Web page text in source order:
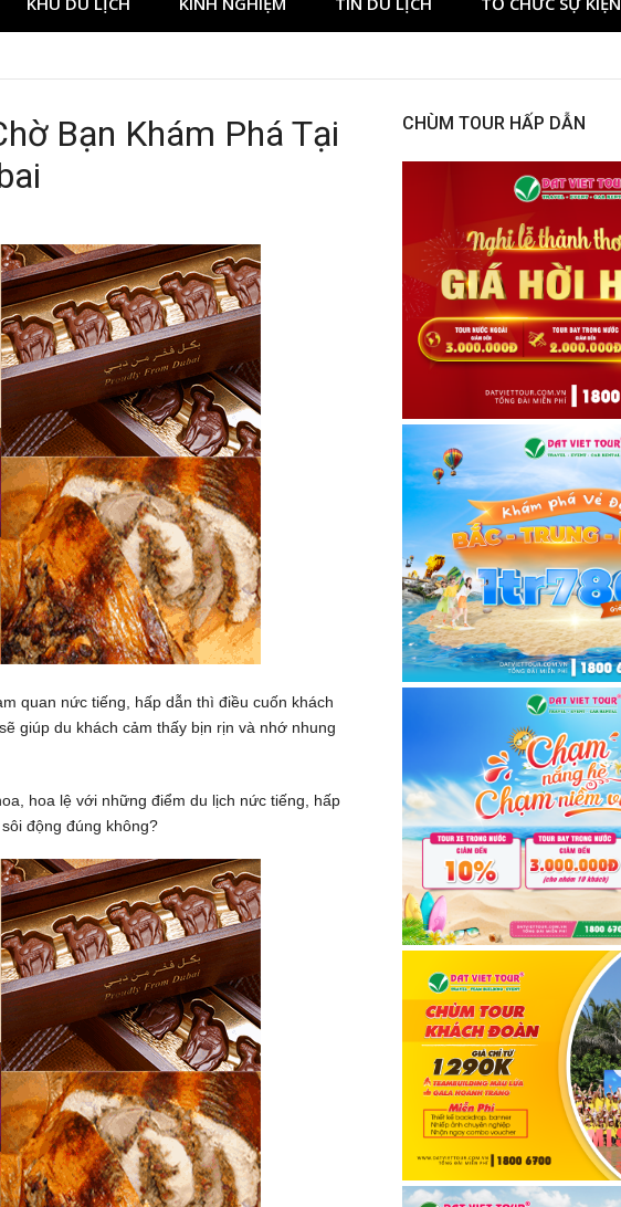
Bạn Khám Phá Tại
quan nức tiếng, hấp dẫn thì điều cuốn khách
giúp du khách cảm thấy bịn rịn và nhớ nhung
hoa lệ với những điểm du lịch nức tiếng, hấp
động đúng không?
CHÙM TOUR HẤP DẪN